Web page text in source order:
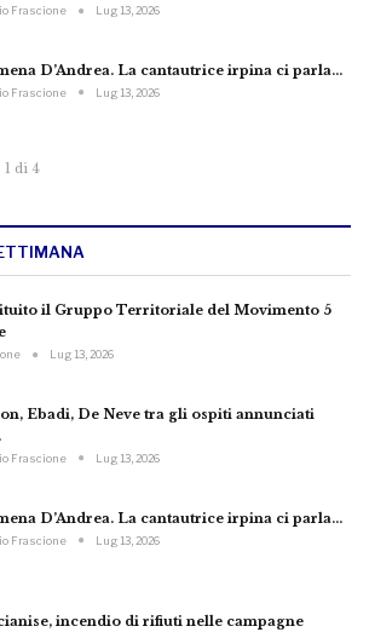
Frascione Lug 13, 2026
D’Andrea. La cantautrice irpina ci parla…
Frascione Lug 13, 2026
1 di 4
il Gruppo Territoriale del Movimento 5
Lug 13, 2026
Ebadi, De Neve tra gli ospiti annunciati
Frascione Lug 13, 2026
D’Andrea. La cantautrice irpina ci parla…
Frascione Lug 13, 2026
incendio di rifiuti nelle campagne